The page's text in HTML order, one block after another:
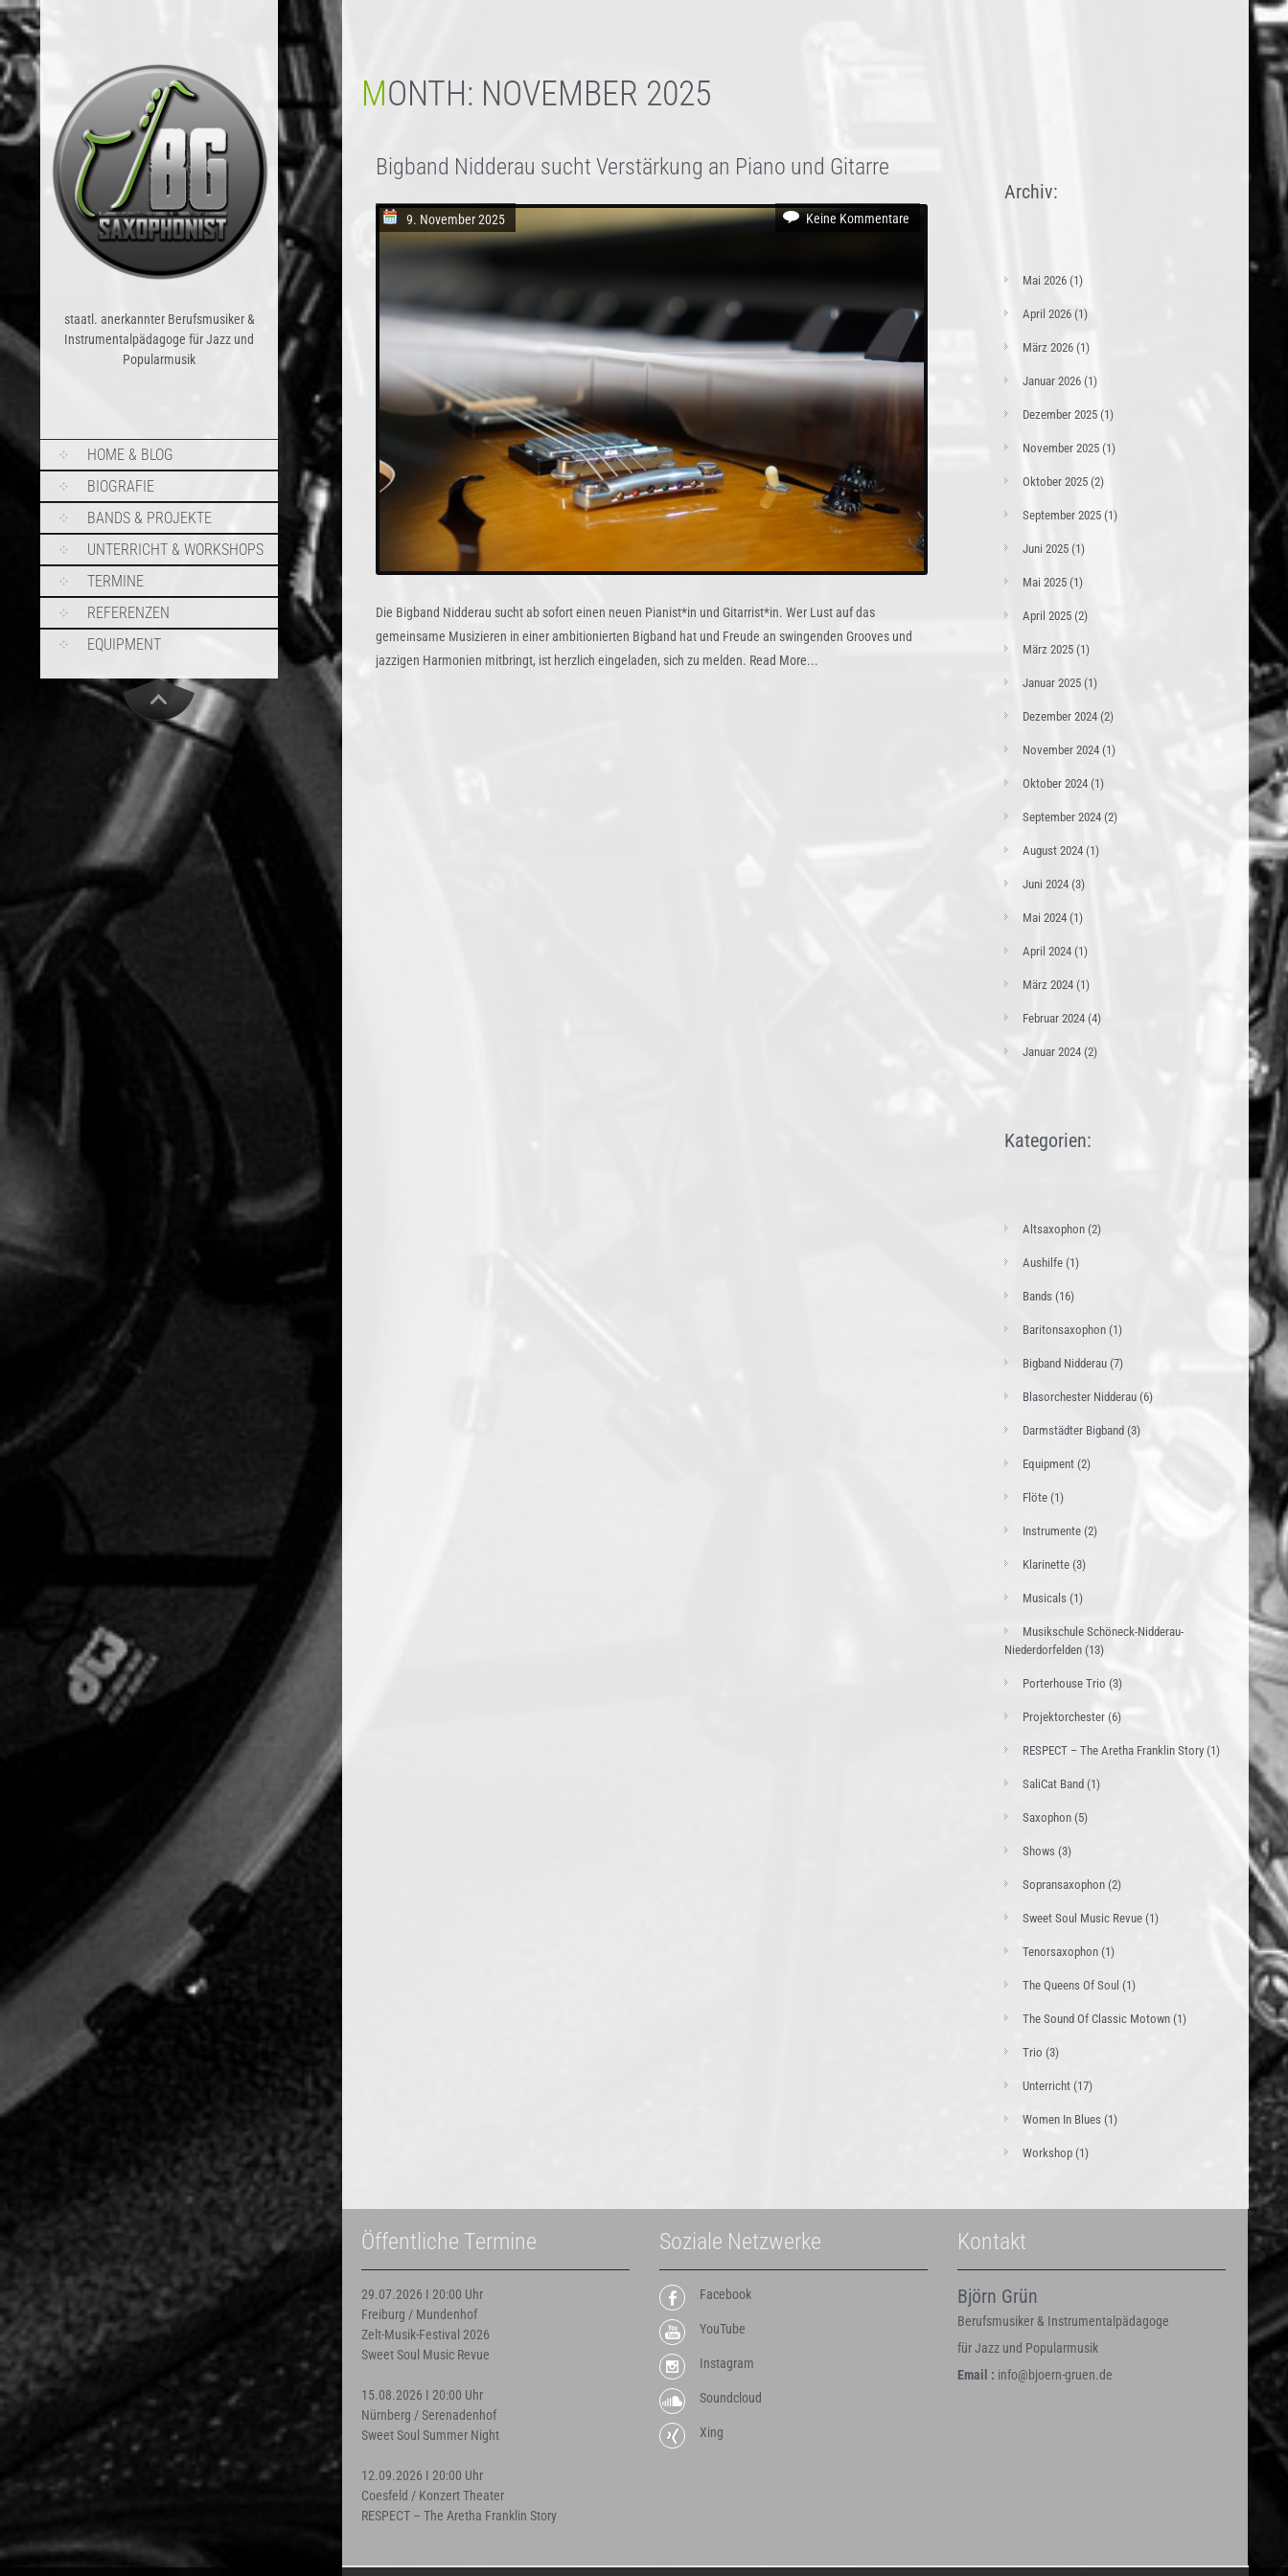
staatl. anerkannter Berufsmusiker &
Instrumentalpädagoge für Jazz und
Popularmusik
SKIP TO CONTENT
HOME & BLOG
BIOGRAFIE
BANDS & PROJEKTE
UNTERRICHT & WORKSHOPS
TERMINE
REFERENZEN
EQUIPMENT
MONTH: NOVEMBER 2025
Bigband Nidderau sucht Verstärkung an Piano und Gitarre
9. November 2025 Keine Kommentare
Die Bigband Nidderau sucht ab sofort einen neuen Pianist*in und Gitarrist*in. Wer Lust auf das
gemeinsame Musizieren in einer ambitionierten Bigband hat und Freude an swingenden Grooves und
jazzigen Harmonien mitbringt, ist herzlich eingeladen, sich zu melden. Read More...
Archiv:
Mai 2026(1)
April 2026(1)
März 2026(1)
Januar 2026(1)
Dezember 2025(1)
November 2025(1)
Oktober 2025(2)
September 2025(1)
Juni 2025(1)
Mai 2025(1)
April 2025(2)
März 2025(1)
Januar 2025(1)
Dezember 2024(2)
November 2024(1)
Oktober 2024(1)
September 2024(2)
August 2024(1)
Juni 2024(3)
Mai 2024(1)
April 2024(1)
März 2024(1)
Februar 2024(4)
Januar 2024(2)
Kategorien:
Altsaxophon(2)
Aushilfe(1)
Bands(16)
Baritonsaxophon(1)
Bigband Nidderau(7)
Blasorchester Nidderau(6)
Darmstädter Bigband (3)
Equipment(2)
Flöte(1)
Instrumente(2)
Klarinette(3)
Musicals(1)
Musikschule Schöneck-Nidderau-
Niederdorfelden(13)
Porterhouse Trio (3)
Projektorchester(6)
RESPECT – The Aretha Franklin Story(1)
SaliCat Band (1)
Saxophon(5)
Shows(3)
Sopransaxophon(2)
Sweet Soul Music Revue(1)
Tenorsaxophon(1)
The Queens Of Soul (1)
The Sound Of Classic Motown(1)
Trio (3)
Unterricht(17)
Women In Blues(1)
Workshop(1)
Öffentliche Termine
29.07.2026 I 20:00 Uhr
Freiburg / Mundenhof
Zelt-Musik-Festival 2026
Sweet Soul Music Revue
15.08.2026 I 20:00 Uhr
Nürnberg / Serenadenhof
Sweet Soul Summer Night
12.09.2026 I 20:00 Uhr
Coesfeld / Konzert Theater
RESPECT – The Aretha Franklin Story
Soziale Netzwerke
Facebook
YouTube
Instagram
Soundcloud
Xing
Kontakt
Björn Grün
Berufsmusiker & Instrumentalpädagoge
für Jazz und Popularmusik
Email : info@bjoern-gruen.de